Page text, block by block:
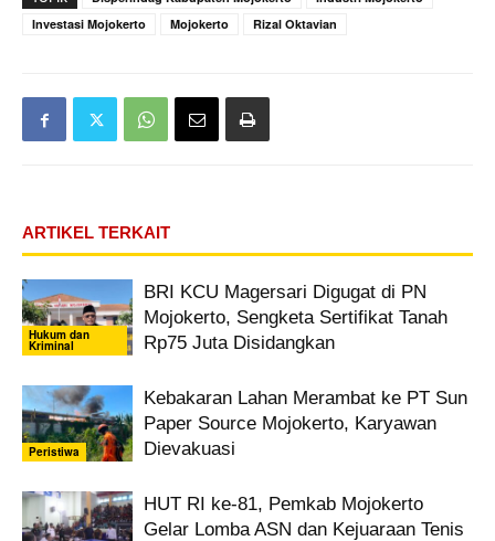
Investasi Mojokerto
Mojokerto Rizal Oktavian
ARTIKEL TERKAIT
Hukum dan
Kriminal
BRI KCU Magersari Digugat di PN
Mojokerto, Sengketa Sertifikat Tanah
Rp75 Juta Disidangkan
Peristiwa
Kebakaran Lahan Merambat ke PT Sun
Paper Source Mojokerto, Karyawan
Dievakuasi
HUT RI ke-81, Pemkab Mojokerto
Gelar Lomba ASN dan Kejuaraan Tenis